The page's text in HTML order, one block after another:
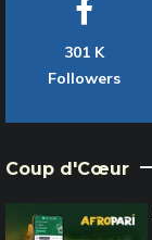
301 K
Followers
Coup d'Cœur